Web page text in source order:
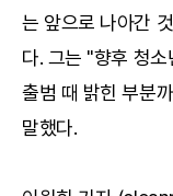
는 앞으로 나아간
다. 그는 "향후 청
출범 때 밝힌 부분
말했다.